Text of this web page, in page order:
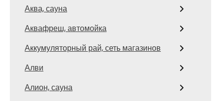
Аква, сауна
Аквафреш, автомойка
Аккумуляторный рай, сеть магазинов
Алви
Алион, сауна